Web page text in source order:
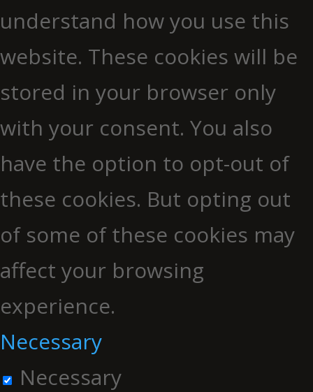
understand how you use this
website. These cookies will be
stored in your browser only
with your consent. You also
have the option to opt-out of
these cookies. But opting out
of some of these cookies may
affect your browsing
experience.
Necessary
Necessary